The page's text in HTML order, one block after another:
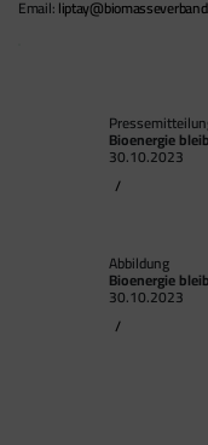
Email:
Bioenergie
30.10.2023
/
Abbildung
Bioenergie
30.10.2023
/